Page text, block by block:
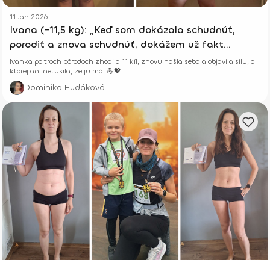
11 Jan 2026
Ivana (-11,5 kg): „Keď som dokázala schudnúť,
porodiť a znova schudnúť, dokážem už fakt
všetko.“
Ivanka po troch pôrodoch zhodila 11 kíl, znovu našla seba a objavila silu, o
ktorej ani netušila, že ju má. 💪💖
Dominika Hudáková